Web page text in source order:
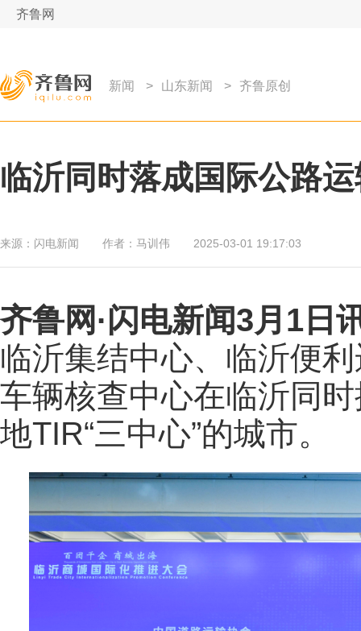
齐鲁网
新闻 > 山东新闻 > 齐鲁原创
临沂同时落成国际公路
来源： 闪电新闻 作者： 马训伟 2025-03-01 19:17:03
齐鲁网 ·闪电新闻3月1日
临沂集结中心、临沂便
车辆核查中心在临沂同
地TIR“三中心”的城市。